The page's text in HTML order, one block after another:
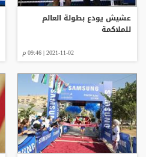
عشيش يودع بطولة العالم
للملاكمة
2021-11-02 | 09:46 م